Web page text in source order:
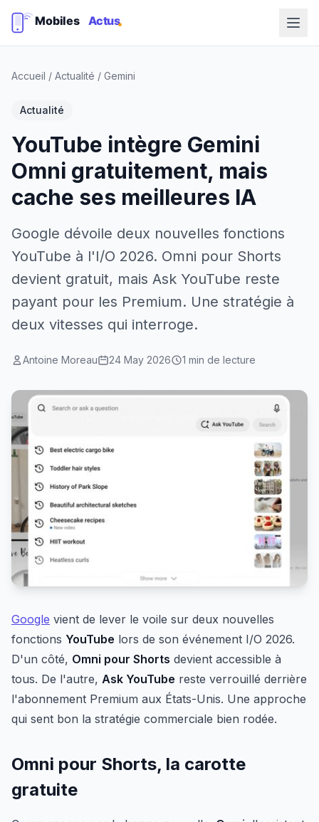
Accueil / Actualité / Gemini
Actualité
YouTube intègre Gemini
Omni gratuitement, mais
cache ses meilleures IA
Google dévoile deux nouvelles fonctions
YouTube à l'I/O 2026. Omni pour Shorts
devient gratuit, mais Ask YouTube reste
payant pour les Premium. Une stratégie à
deux vitesses qui interroge.
Antoine Moreau 24 May 2026 1 min de lecture
Google vient de lever le voile sur deux nouvelles
fonctions YouTube lors de son événement I/O 2026.
D'un côté, Omni pour Shorts devient accessible à
tous. De l'autre, Ask YouTube reste verrouillé derrière
l'abonnement Premium aux États-Unis. Une approche
qui sent bon la stratégie commerciale bien rodée.
Omni pour Shorts, la carotte
gratuite